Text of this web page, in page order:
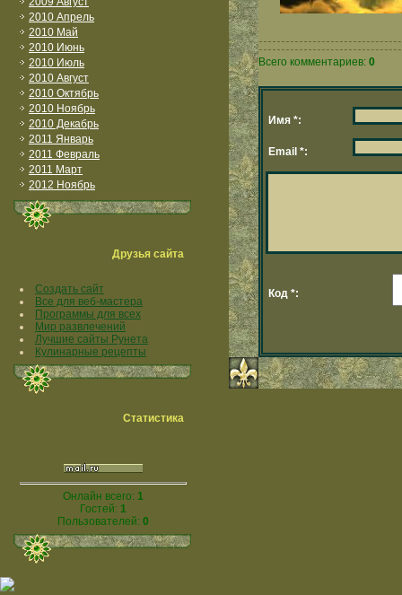
2010 Апрель
2010 Май
2010 Июнь
2010 Июль
2010 Август
2010 Октябрь
2010 Ноябрь
2010 Декабрь
2011 Январь
2011 Февраль
2011 Март
2012 Ноябрь
Друзья сайта
Создать сайт
Все для веб-мастера
Программы для всех
Мир развлечений
Лучшие сайты Рунета
Кулинарные рецепты
Статистика
Онлайн всего: 1
Гостей: 1
Пользователей: 0
Всего комментариев: 0
Имя *:
Email *:
Код *: